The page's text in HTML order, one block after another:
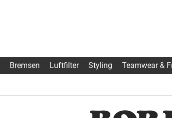
Bremsen Luftfilter Styling Teamwear &